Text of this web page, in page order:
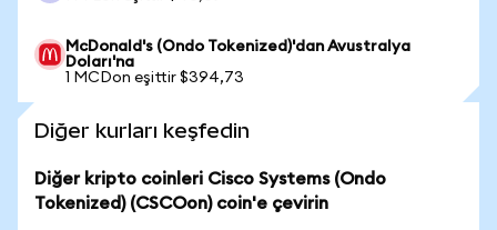
McDonald's (Ondo Tokenized)'dan Avustralya
Doları'na
1 MCDon eşittir $394,73
Diğer kurları keşfedin
Diğer kripto coinleri Cisco Systems (Ondo
Tokenized) (CSCOon) coin'e çevirin